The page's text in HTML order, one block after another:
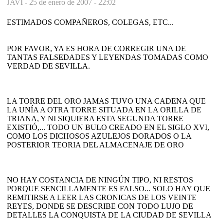
JAVI - 25 de enero de 2007 - 22:02
ESTIMADOS COMPAÑEROS, COLEGAS, ETC...
POR FAVOR, YA ES HORA DE CORREGIR UNA DE
TANTAS FALSEDADES Y LEYENDAS TOMADAS COMO
VERDAD DE SEVILLA.
LA TORRE DEL ORO JAMAS TUVO UNA CADENA QUE
LA UNÍA A OTRA TORRE SITUADA EN LA ORILLA DE
TRIANA, Y NI SIQUIERA ESTA SEGUNDA TORRE
EXISTIÓ,... TODO UN BULO CREADO EN EL SIGLO XVI,
COMO LOS DICHOSOS AZULEJOS DORADOS O LA
POSTERIOR TEORIA DEL ALMACENAJE DE ORO
NO HAY COSTANCIA DE NINGÚN TIPO, NI RESTOS
PORQUE SENCILLAMENTE ES FALSO... SOLO HAY QUE
REMITIRSE A LEER LAS CRONICAS DE LOS VEINTE
REYES, DONDE SE DESCRIBE CON TODO LUJO DE
DETALLES LA CONQUISTA DE LA CIUDAD DE SEVILLA